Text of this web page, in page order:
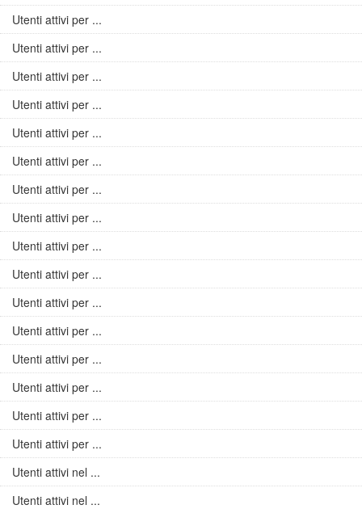
Utenti attivi per ...
Utenti attivi per ...
Utenti attivi per ...
Utenti attivi per ...
Utenti attivi per ...
Utenti attivi per ...
Utenti attivi per ...
Utenti attivi per ...
Utenti attivi per ...
Utenti attivi per ...
Utenti attivi per ...
Utenti attivi per ...
Utenti attivi per ...
Utenti attivi per ...
Utenti attivi per ...
Utenti attivi per ...
Utenti attivi nel ...
Utenti attivi nel ...